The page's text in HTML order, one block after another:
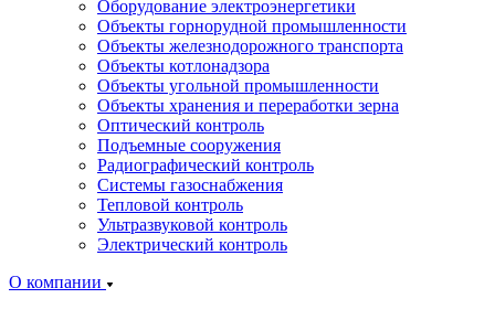
Оборудование электроэнергетики
Объекты горнорудной промышленности
Объекты железнодорожного транспорта
Объекты котлонадзора
Объекты угольной промышленности
Объекты хранения и переработки зерна
Оптический контроль
Подъемные сооружения
Радиографический контроль
Системы газоснабжения
Тепловой контроль
Ультразвуковой контроль
Электрический контроль
О компании